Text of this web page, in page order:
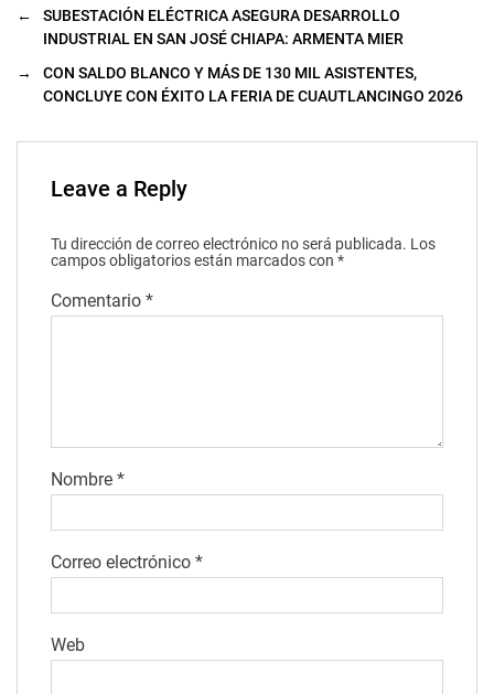
←
SUBESTACIÓN ELÉCTRICA ASEGURA DESARROLLO
INDUSTRIAL EN SAN JOSÉ CHIAPA: ARMENTA MIER
→
CON SALDO BLANCO Y MÁS DE 130 MIL ASISTENTES,
CONCLUYE CON ÉXITO LA FERIA DE CUAUTLANCINGO 2026
Leave a Reply
Tu dirección de correo electrónico no será publicada. Los
campos obligatorios están marcados con *
Comentario *
Nombre *
Correo electrónico *
Web